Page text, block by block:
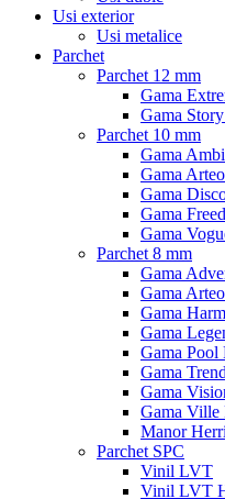
Usi exterior
Usi metalice
Parchet
Parchet 12 mm
Gama
Gama
Parchet 10 mm
Gama
Gama
Gama
Gama
Gama
Parchet 8 mm
Gama
Gama
Gama
Gama
Gama Pool
Gama
Gama
Gama Ville
Manor
Parchet SPC
Vinil LVT
Vinil LVT